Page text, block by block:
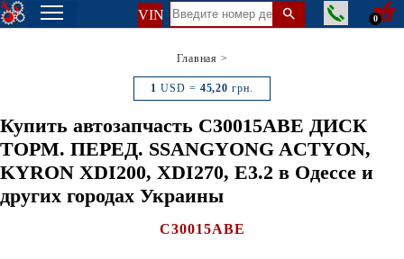
VIN 0
Главная >
1 USD = 45,20 грн.
Купить автозапчасть C30015ABE ДИСК
ТОРМ. ПЕРЕД. SSANGYONG ACTYON,
KYRON XDI200, XDI270, E3.2 в Одессе и
других городах Украины
C30015ABE